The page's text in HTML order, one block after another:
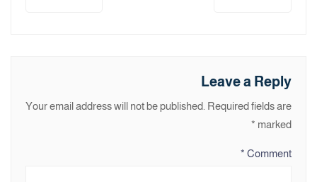
Leave a Reply
Your email address will not be published. Required fields are
marked
*
Comment
*